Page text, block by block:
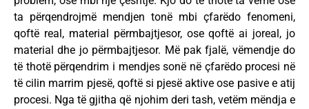
ta përqendrojmë mendjen tonë mbi çfarëdo fenomeni,
qoftë real, material përmbajtjesor, ose qoftë ai joreal, jo
material dhe jo përmbajtjesor. Më pak fjalë, vëmendje do
të thotë përqendrim i mendjes sonë në çfarëdo procesi në
të cilin marrim pjesë, qoftë si pjesë aktive ose pasive e atij
procesi. Nga të gjitha që njohim deri tash, vetëm mëndja e